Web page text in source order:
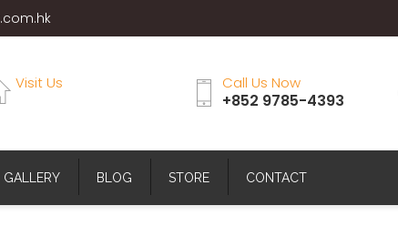
Visit Us Call Us Now
+852 9785-4393
GALLERY BLOG STORE CONTACT